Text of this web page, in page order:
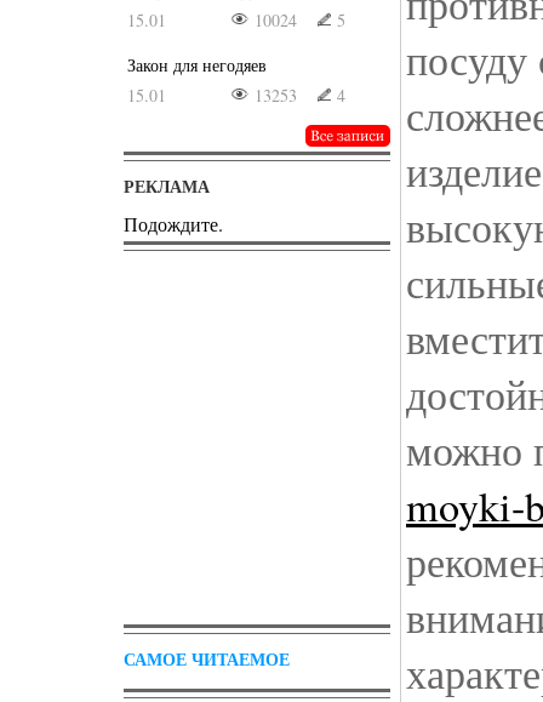
15.01
10024
5
Закон для негодяев
15.01
13253 4
РЕКЛАМА
Подождите.
САМОЕ ЧИТАЕМОЕ
посуду
можно
moyki-